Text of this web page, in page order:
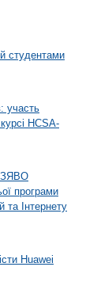
студентами
участь
HCSA-
програми
та Інтернету
Huawei